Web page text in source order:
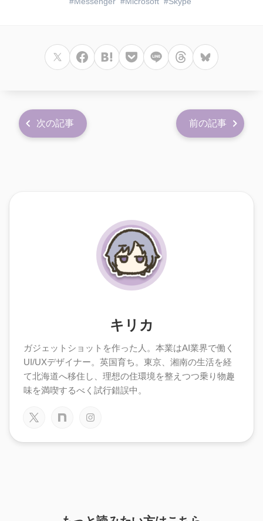
次の記事 前の記事
キリカ
ガジェットショットを作った人。本業はAI業界で働く
UI/UXデザイナー。英国育ち。東京、湘南の生活を経
て北海道へ移住し、理想の住環境を整えつつ乗り物趣
味を満喫するべく試行錯誤中。